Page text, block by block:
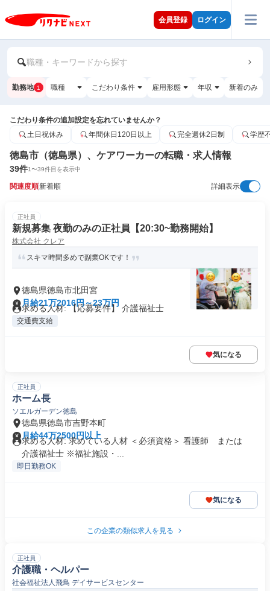
会員登録 ログイン
職種・キーワードから探す
勤務地 1 職種 こだわり条件 雇用形態 年収 新着のみ
こだわり条件の追加設定を忘れていませんか？
土日祝休み
年間休日120日以上 完全週休2日制 学歴
徳島市（徳島県）、ケアワーカーの転職・求人情報
39件1〜39件目を表示中
関連度順新着順 詳細表示
正社員
新規募集 夜勤のみの正社員【20:30~勤務開始】
株式会社 クレア
スキマ時間多めで副業OKです！
徳島県徳島市北田宮
月給21万2016円～23万円
求める人材: 【応募要件】 介護福祉士
交通費支給
気になる
正社員
ホーム長
ソエルガーデン徳島
徳島県徳島市吉野本町
月給44万2500円以上
求める人材: 求めている人材 ＜必須資格＞ 看護師 または
介護福祉士 ※福祉施設・...
即日勤務OK
気になる
この企業の類似求人を見る
正社員
介護職・ヘルパー
社会福祉法人飛鳥 デイサービスセンター